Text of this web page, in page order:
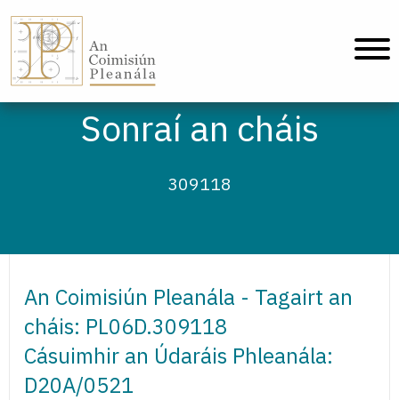
Sonraí an cháis
309118
An Coimisiún Pleanála - Tagairt an
cháis: PL06D.309118
Cásuimhir an Údaráis Phleanála:
D20A/0521